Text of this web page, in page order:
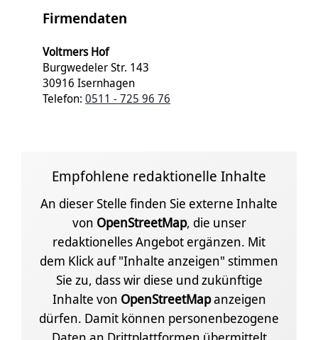
Firmendaten
Voltmers Hof
Burgwedeler Str. 143
30916 Isernhagen
Telefon: 0511 - 725 96 76
Empfohlene redaktionelle Inhalte
An dieser Stelle finden Sie externe Inhalte
von OpenStreetMap, die unser
redaktionelles Angebot ergänzen. Mit
dem Klick auf "Inhalte anzeigen" stimmen
Sie zu, dass wir diese und zukünftige
Inhalte von OpenStreetMapanzeigen
dürfen. Damit können personenbezogene